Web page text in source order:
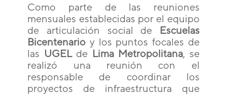
Como parte de las reuniones
mensuales establecidas por el equipo
de articulación social de
Escuelas
Bicentenario y los puntos focales de
las UGELde Lima Metropolitana, se
realizó una reunión con el
responsable de coordinar los
proyectos de infraestructura que